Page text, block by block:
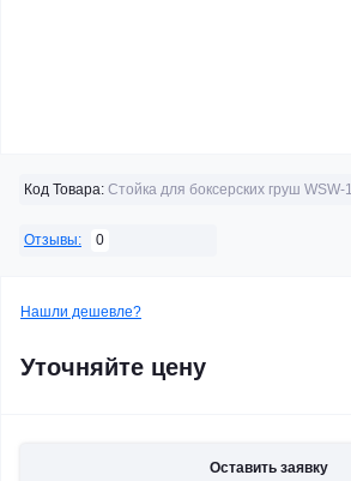
Код Товара: Стойка для боксерских груш WSW-1
Отзывы: 0
Нашли дешевле?
Уточняйте цену
Оставить заявку